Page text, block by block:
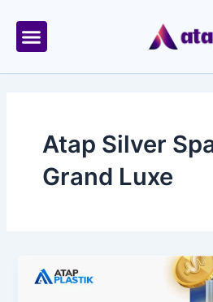
content
Atap Silver
Grand Luxe